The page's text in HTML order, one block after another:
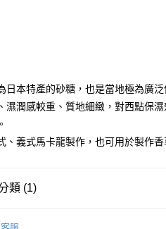
款
取貨
，滿NT$699(含以上)免運費
滿NT$699(含以上)免運費
勾選)
日本特產的砂糖，也是當地極為廣泛
濕潤感較重、質地細緻，對西點保
、義式馬卡龍製作，也可用於製作香
類 (1)
客服